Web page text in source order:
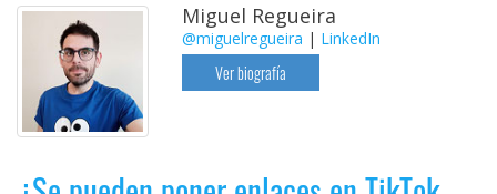
Miguel Regueira
@miguelregueira | LinkedIn
Ver biografía